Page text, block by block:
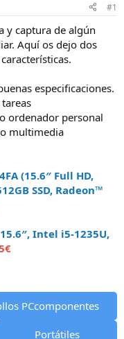
#1
y captura de algún
Aquí os dejo dos
especificaciones.
ordenador personal
multimedia
(15.6″ Full HD,
SSD, Radeon™
Intel i5-1235U,
PCcomponentes
Portátiles